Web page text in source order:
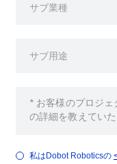
サブ業種
サブ用途
私はDobot Roboticsの